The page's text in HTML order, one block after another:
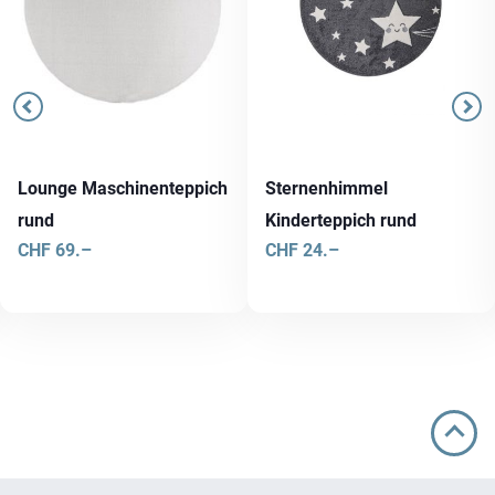
Lounge Maschinenteppich
rund
CHF 69.–
Sternenhimmel
Kinderteppich rund
CHF 24.–